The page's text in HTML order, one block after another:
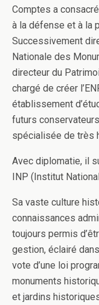
Comptes a
à la défense et à la
Successivement
Nationale des
directeur du
chargé de créer
établissement
futurs
spécialisée de très
Avec diplomatie, il
INP (Institut
Sa vaste culture
connaissances
toujours permis
gestion, éclairé
vote d’une loi
monuments
et jardins